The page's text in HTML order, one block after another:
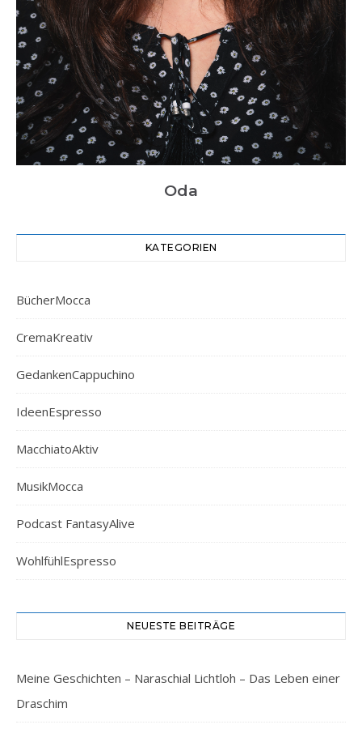
Oda
KATEGORIEN
BücherMocca
CremaKreativ
GedankenCappuchino
IdeenEspresso
MacchiatoAktiv
MusikMocca
Podcast FantasyAlive
WohlfühlEspresso
NEUESTE BEITRÄGE
Meine Geschichten – Naraschial Lichtloh – Das Leben einer
Draschim